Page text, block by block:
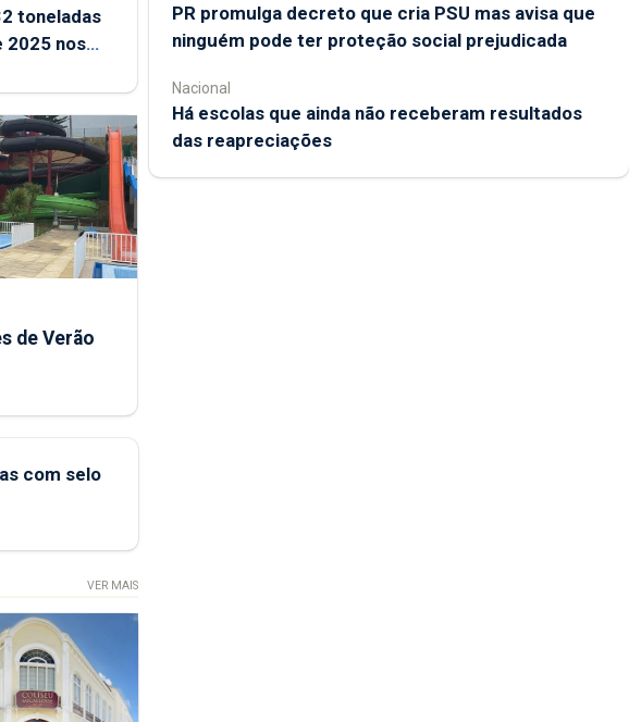
toneladas
2025 nos
de Verão
com selo
VER MAIS
PR promulga decreto que cria PSU mas avisa que
ninguém pode ter proteção social prejudicada
Nacional
Há escolas que ainda não receberam resultados
das reapreciações